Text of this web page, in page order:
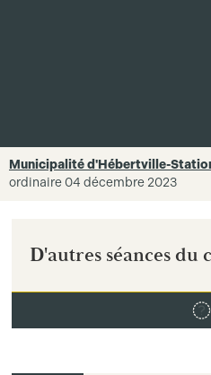
Municipalité d'Hébertville-
ordinaire 04 décembre 2023
D'autres séances du